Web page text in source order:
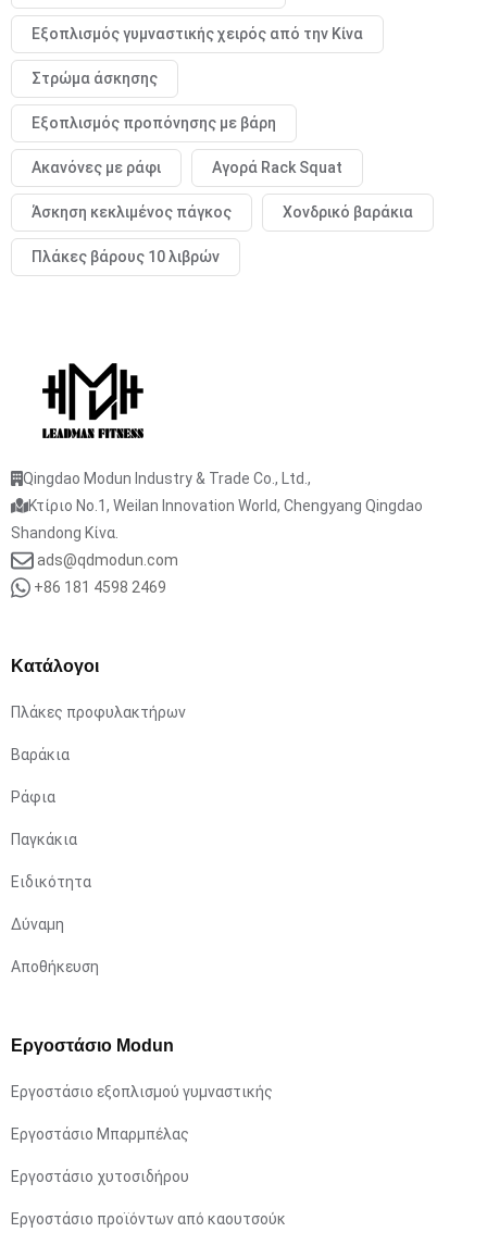
Εξοπλισμός γυμναστικής χειρός από την Κίνα
Στρώμα άσκησης
Εξοπλισμός προπόνησης με βάρη
Ακανόνες με ράφι Αγορά Rack Squat
Άσκηση κεκλιμένος πάγκος Χονδρικό βαράκια
Πλάκες βάρους 10 λιβρών
Qingdao Modun Industry & Trade Co., Ltd.,
Κτίριο No.1, Weilan Innovation World, Chengyang Qingdao
Shandong Κίνα.
ads@qdmodun.com
+86 181 4598 2469
Κατάλογοι
Πλάκες προφυλακτήρων
Βαράκια
Ράφια
Παγκάκια
Ειδικότητα
Δύναμη
Αποθήκευση
Εργοστάσιο Modun
Εργοστάσιο εξοπλισμού γυμναστικής
Εργοστάσιο Μπαρμπέλας
Εργοστάσιο χυτοσιδήρου
Εργοστάσιο προϊόντων από καουτσούκ